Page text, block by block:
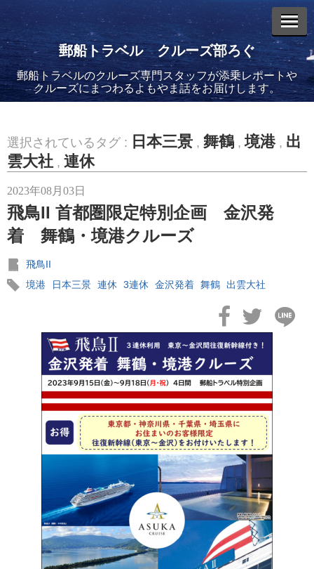
郵船トラベル クルーズ部ろぐ
郵船トラベルのクルーズ専門スタッフが添乗レポートや
クルーズにまつわるよもやま話をお届けします。
選択されているタグ : 日本三景 , 舞鶴 ,境港, 出
雲大社 , 連休
2023年08月03日
飛鳥II 首都圏限定特別企画 金沢発
着 舞鶴・境港クルーズ
飛鳥II
境港
日本三景 連休 3連休 金沢発着 舞鶴 出雲大社
エントリーリスト
バイキング・エデンに乗船してきました！(2)
2026年08月05日
バイキング・エデンに乗船してきました！(1)
2026年02月19日
飛鳥II アジアグランドクルーズおかえりなさい！
2026年02月16日
飛鳥II 2027年オセアニアグランドクルーズ発表！